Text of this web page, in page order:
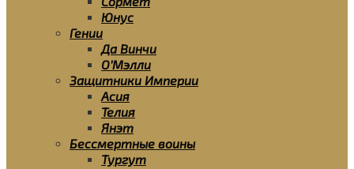
Юнус
Гении
Да Винчи
О’Мэлли
Защитники Империи
Асия
Телия
Янэт
Бессмертные воины
Тургут